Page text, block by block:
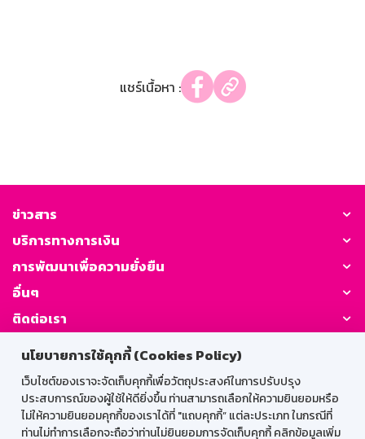
นโยบายการใช้คุกกี้ (Cookies Policy)
เว็บไซต์ของเราจะจัดเก็บคุกกี้เพื่อวัตถุประสงค์ในการปรับปรุง
ประสบการณ์ของผู้ใช้ให้ดียิ่งขึ้น ท่านสามารถเลือกให้ความยินยอมหรือ
ไม่ให้ความยินยอมคุกกี้ของเราได้ที่ "แถบคุกกี้” แต่ละประเภท ในกรณีที่
ท่านไม่ทำการเลือกจะถือว่าท่านไม่ยินยอมการจัดเก็บคุกกี้ คลิกข้อมูลเพิ่ม
แชร์เนื้อหา :
ข่าวสาร
บริการทางการเงิน
การพัฒนาเพื่อความยั่งยืน
อื่นๆ
ติดต่อเรา
GSB Society:
สำหรับพนักงาน